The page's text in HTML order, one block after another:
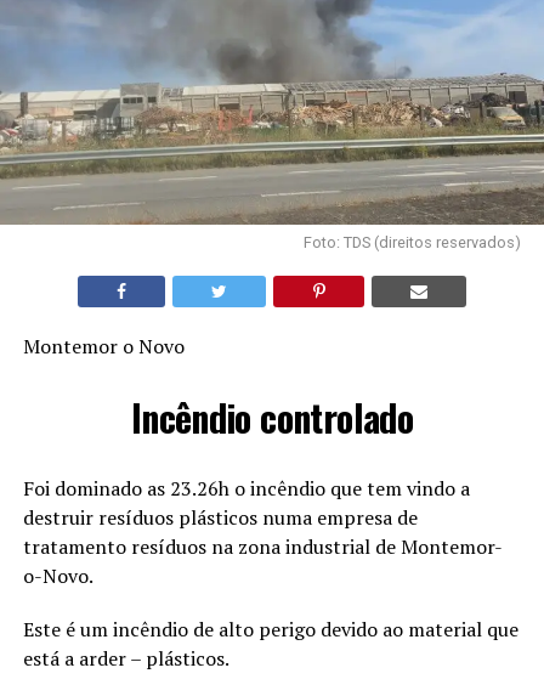
Foto: TDS (direitos reservados)
Montemor o Novo
Incêndio controlado
Foi dominado as 23.26h o incêndio que tem vindo a
destruir resíduos plásticos numa empresa de
tratamento resíduos na zona industrial de Montemor-
o-Novo.
Este é um incêndio de alto perigo devido ao material que
está a arder – plásticos.